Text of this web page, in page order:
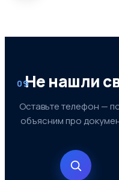
09Не нашли
Оставьте телефон —
объясним про